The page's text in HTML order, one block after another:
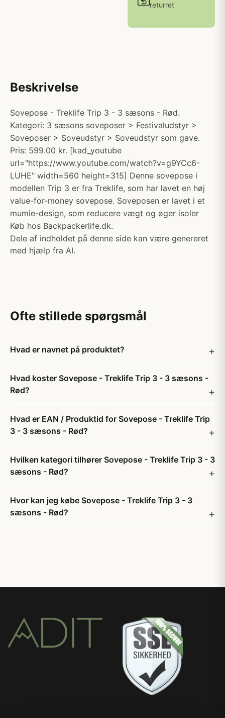
returret
Beskrivelse
Sovepose - Treklife Trip 3 - 3 sæsons - Rød.
Kategori: 3 sæsons soveposer > Festivaludstyr >
Soveposer > Soveudstyr > Soveudstyr som gave.
Pris: 599.00 kr. [kad_youtube
url="https://www.youtube.com/watch?v=g9YCc6-
LUHE" width=560 height=315] Denne sovepose i
modellen Trip 3 er fra Treklife, som har lavet en høj
value-for-money sovepose. Soveposen er lavet i et
mumie-design, som reducere vægt og øger isoler
Køb hos Backpackerlife.dk.
Dele af indholdet på denne side kan være genereret
med hjælp fra AI.
Ofte stillede spørgsmål
Hvad er navnet på produktet?
Hvad koster Sovepose - Treklife Trip 3 - 3 sæsons -
Rød?
Hvad er EAN / Produktid for Sovepose - Treklife Trip
3 - 3 sæsons - Rød?
Hvilken kategori tilhører Sovepose - Treklife Trip 3 - 3
sæsons - Rød?
Hvor kan jeg købe Sovepose - Treklife Trip 3 - 3
sæsons - Rød?